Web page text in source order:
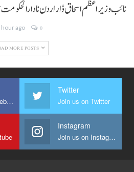
نائب وزیراعظم اسحاق ڈار اردن نا
hour ago 0
MORE POSTS
Join us on Facebook
Twitter
Join us on Twitter
Instagram
Join us on Instagram